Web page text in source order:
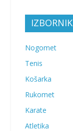
IZBORNIK
Nogomet
Tenis
Košarka
Rukomet
Karate
Atletika